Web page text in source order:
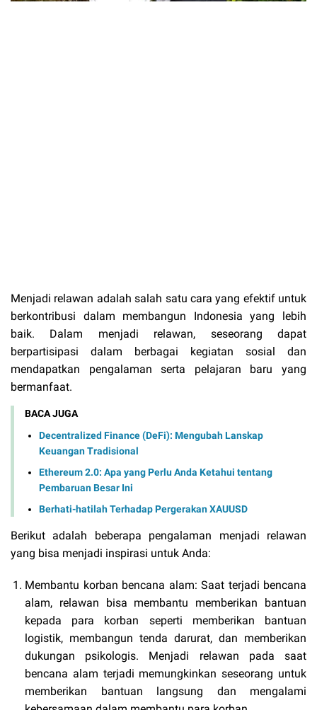
Menjadi relawan adalah salah satu cara yang efektif untuk
berkontribusi dalam membangun Indonesia yang lebih
baik. Dalam menjadi relawan, seseorang dapat
berpartisipasi dalam berbagai kegiatan sosial dan
mendapatkan pengalaman serta pelajaran baru yang
bermanfaat.
BACA JUGA
Decentralized Finance (DeFi): Mengubah Lanskap
Keuangan Tradisional
Ethereum 2.0: Apa yang Perlu Anda Ketahui tentang
Pembaruan Besar Ini
Berhati-hatilah Terhadap Pergerakan XAUUSD
Berikut adalah beberapa pengalaman menjadi relawan
yang bisa menjadi inspirasi untuk Anda:
Membantu korban bencana alam: Saat terjadi bencana
alam, relawan bisa membantu memberikan bantuan
kepada para korban seperti memberikan bantuan
logistik, membangun tenda darurat, dan memberikan
dukungan psikologis. Menjadi relawan pada saat
bencana alam terjadi memungkinkan seseorang untuk
memberikan bantuan langsung dan mengalami